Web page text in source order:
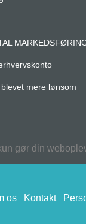
mere lønsom
Kontakt
os
gør din